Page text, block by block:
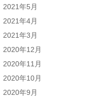
2021年5月
2021年4月
2021年3月
2020年12月
2020年11月
2020年10月
2020年9月